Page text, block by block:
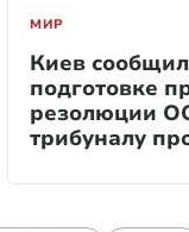
МИР
Киев
подготовке
резолюции
трибуналу